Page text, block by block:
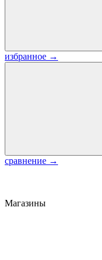
избранное →
сравнение →
Магазины